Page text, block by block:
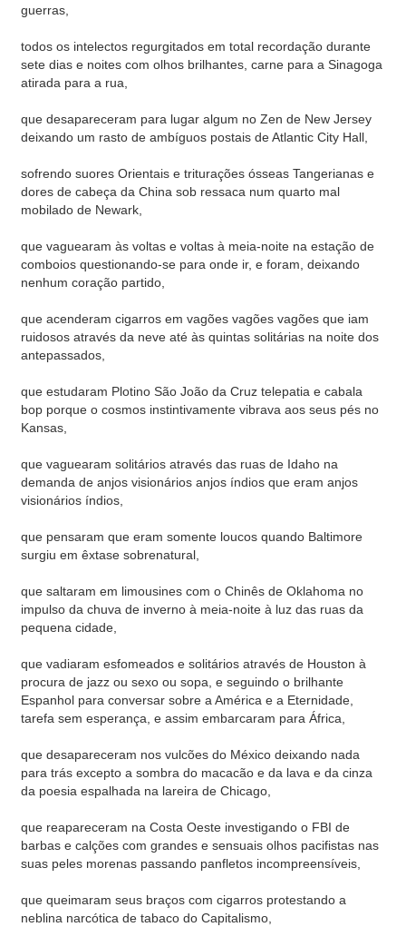
guerras,
todos os intelectos regurgitados em total recordação durante
sete dias e noites com olhos brilhantes, carne para a Sinagoga
atirada para a rua,
que desapareceram para lugar algum no Zen de New Jersey
deixando um rasto de ambíguos postais de Atlantic City Hall,
sofrendo suores Orientais e triturações ósseas Tangerianas e
dores de cabeça da China sob ressaca num quarto mal
mobilado de Newark,
que vaguearam às voltas e voltas à meia-noite na estação de
comboios questionando-se para onde ir, e foram, deixando
nenhum coração partido,
que acenderam cigarros em vagões vagões vagões que iam
ruidosos através da neve até às quintas solitárias na noite dos
antepassados,
que estudaram Plotino São João da Cruz telepatia e cabala
bop porque o cosmos instintivamente vibrava aos seus pés no
Kansas,
que vaguearam solitários através das ruas de Idaho na
demanda de anjos visionários anjos índios que eram anjos
visionários índios,
que pensaram que eram somente loucos quando Baltimore
surgiu em êxtase sobrenatural,
que saltaram em limousines com o Chinês de Oklahoma no
impulso da chuva de inverno à meia-noite à luz das ruas da
pequena cidade,
que vadiaram esfomeados e solitários através de Houston à
procura de jazz ou sexo ou sopa, e seguindo o brilhante
Espanhol para conversar sobre a América e a Eternidade,
tarefa sem esperança, e assim embarcaram para África,
que desapareceram nos vulcões do México deixando nada
para trás excepto a sombra do macacão e da lava e da cinza
da poesia espalhada na lareira de Chicago,
que reapareceram na Costa Oeste investigando o FBI de
barbas e calções com grandes e sensuais olhos pacifistas nas
suas peles morenas passando panfletos incompreensíveis,
que queimaram seus braços com cigarros protestando a
neblina narcótica de tabaco do Capitalismo,